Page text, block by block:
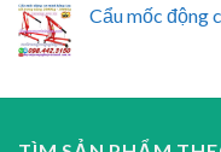
Cẩu mốc động